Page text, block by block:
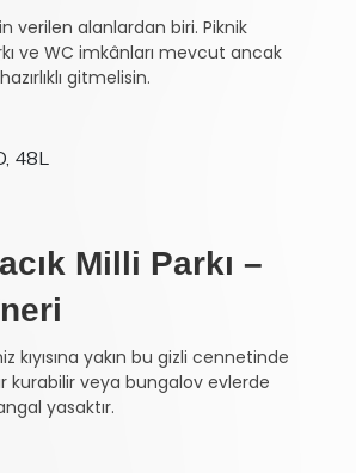
verilen alanlardan biri. Piknik
ve WC imkânları mevcut ancak
gitmelisin.
48L
Milli Parkı –
kıyısına yakın bu gizli cennetinde
kurabilir veya bungalov evlerde
yasaktır.